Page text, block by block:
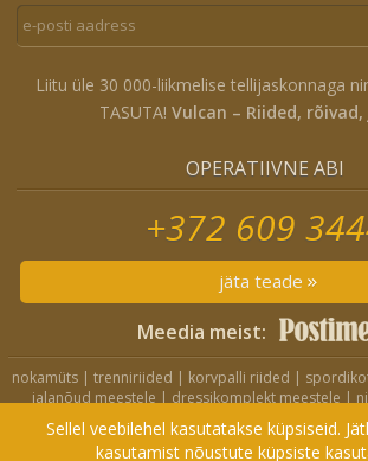
Liitu üle 30 000-liikmelise tellijaskonnaga
TASUTA! Vulcan – Riided,
OPERATIIVNE ABI
+372 609
jäta teade
Meedia meist:
nokamüts| trenniriided | korvpalli riided |
jalanõud meestele | dressikomplekt meestele |
jalanõud
nike jope | nike lühikesed püksid |
sandaalid|nike seljakott|nike
Sellel veebilehel kasutatakse küpsiseid.
kasutamist nõustute küpsiste